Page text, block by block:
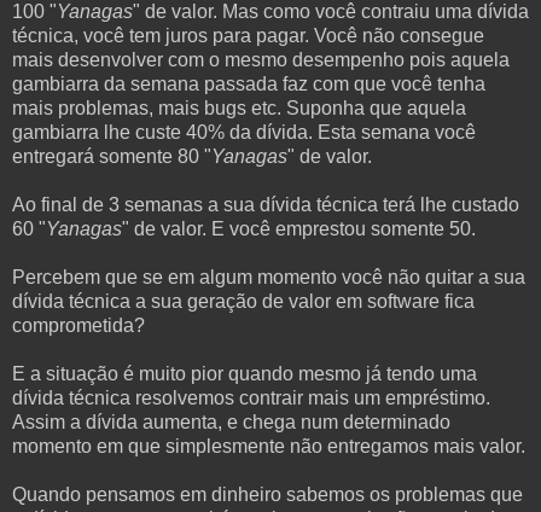
100 "Yanagas" de valor. Mas como você contraiu uma dívida
técnica, você tem juros para pagar. Você não consegue
mais desenvolver com o mesmo desempenho pois aquela
gambiarra da semana passada faz com que você tenha
mais problemas, mais bugs etc. Suponha que aquela
gambiarra lhe custe 40% da dívida. Esta semana você
entregará somente 80 "Yanagas" de valor.
Ao final de 3 semanas a sua dívida técnica terá lhe custado
60 "Yanagas" de valor. E você emprestou somente 50.
Percebem que se em algum momento você não quitar a sua
dívida técnica a sua geração de valor em software fica
comprometida?
E a situação é muito pior quando mesmo já tendo uma
dívida técnica resolvemos contrair mais um empréstimo.
Assim a dívida aumenta, e chega num determinado
momento em que simplesmente não entregamos mais valor.
Quando pensamos em dinheiro sabemos os problemas que